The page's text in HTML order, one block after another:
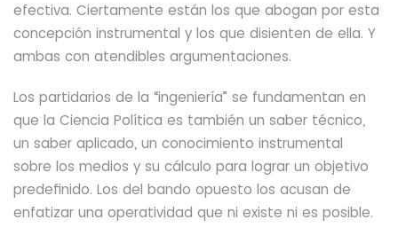
efectiva. Ciertamente están los que abogan por esta
concepción instrumental y los que disienten de ella. Y
ambas con atendibles argumentaciones.
Los partidarios de la “ingeniería” se fundamentan en
que la Ciencia Política es también un saber técnico,
un saber aplicado, un conocimiento instrumental
sobre los medios y su cálculo para lograr un objetivo
predefinido. Los del bando opuesto los acusan de
enfatizar una operatividad que ni existe ni es posible.